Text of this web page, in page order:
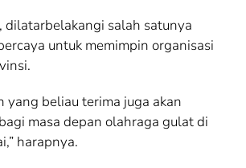
dilatarbelakangi salah satunya
untuk memimpin organisasi
yang beliau terima juga akan
masa depan olahraga gulat di
harapnya.